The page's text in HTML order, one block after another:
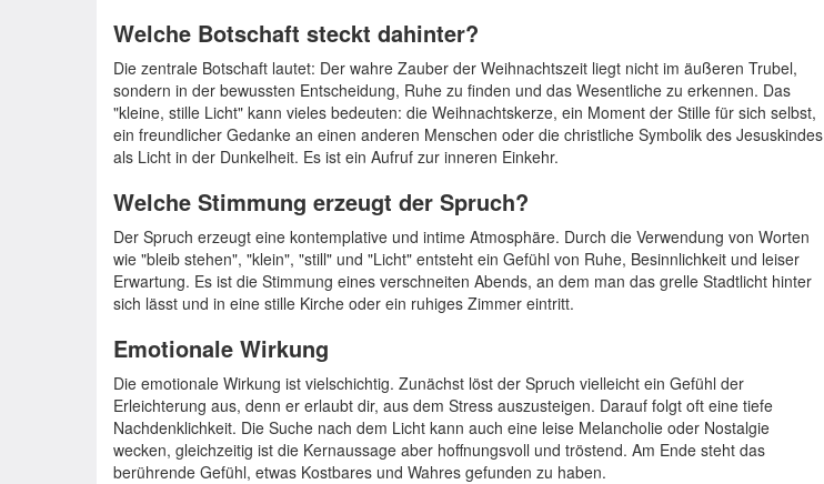
Welche Botschaft steckt dahinter?
Die zentrale Botschaft lautet: Der wahre Zauber der Weihnachtszeit liegt nicht im äußeren Trubel,
sondern in der bewussten Entscheidung, Ruhe zu finden und das Wesentliche zu erkennen. Das
"kleine, stille Licht" kann vieles bedeuten: die Weihnachtskerze, ein Moment der Stille für sich selbst,
ein freundlicher Gedanke an einen anderen Menschen oder die christliche Symbolik des Jesuskindes
als Licht in der Dunkelheit. Es ist ein Aufruf zur inneren Einkehr.
Welche Stimmung erzeugt der Spruch?
Der Spruch erzeugt eine kontemplative und intime Atmosphäre. Durch die Verwendung von Worten
wie "bleib stehen", "klein", "still" und "Licht" entsteht ein Gefühl von Ruhe, Besinnlichkeit und leiser
Erwartung. Es ist die Stimmung eines verschneiten Abends, an dem man das grelle Stadtlicht hinter
sich lässt und in eine stille Kirche oder ein ruhiges Zimmer eintritt.
Emotionale Wirkung
Die emotionale Wirkung ist vielschichtig. Zunächst löst der Spruch vielleicht ein Gefühl der
Erleichterung aus, denn er erlaubt dir, aus dem Stress auszusteigen. Darauf folgt oft eine tiefe
Nachdenklichkeit. Die Suche nach dem Licht kann auch eine leise Melancholie oder Nostalgie
wecken, gleichzeitig ist die Kernaussage aber hoffnungsvoll und tröstend. Am Ende steht das
berührende Gefühl, etwas Kostbares und Wahres gefunden zu haben.